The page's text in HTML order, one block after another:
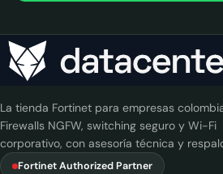
La tienda Fortinet para empresas
Firewalls NGFW, switching seguro y Wi-Fi
corporativo, con asesoría técnica y
Fortinet Authorized Partner